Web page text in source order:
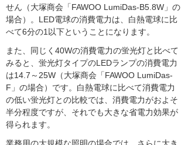
せん（大塚商会「FAWOO LumiDas-B5.8W」の
場合）。LED電球の消費電力は、白熱電球に比
べて6分の1以下ということになります。
また、同じく40Wの消費電力の蛍光灯と比べて
みると、蛍光灯タイプのLEDランプの消費電力
は14.7～25W（大塚商会「FAWOO LumiDas-
F」の場合）です。白熱電球に比べて消費電力
の低い蛍光灯との比較では、消費電力がおよそ
半分程度ですが、それでも大きな省電力効果が
得られます。